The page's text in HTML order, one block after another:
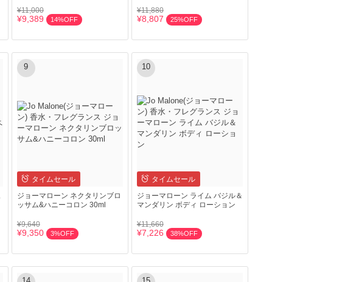
¥11,000
¥9,389 14%OFF
¥11,880
¥8,807 25%OFF
9
タイムセール
ジョーマローン ネクタリンブロ
ッサム&ハニーコロン 30ml
¥9,640
¥9,350 3%OFF
10
タイムセール
ジョーマローン ライム バジル＆
マンダリン ボディ ローション
¥11,660
¥7,226 38%OFF